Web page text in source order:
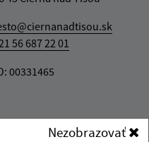
56 687 22 01
00331465
Nezobrazovať